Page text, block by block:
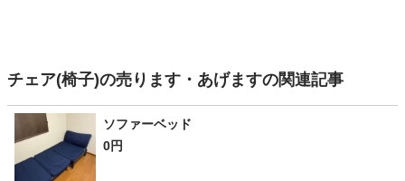
チェア(椅子)の売ります・あげますの関連記事
ソファーベッド
0円